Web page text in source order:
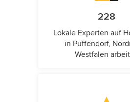
228
Lokale Experten auf
in Puffendorf,
Westfalen